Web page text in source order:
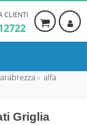
CLIENTI
alfa
Griglia